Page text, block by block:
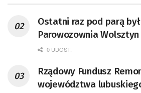
Ostatni raz pod parą był
Parowozownia
remont unikatowego Tr5-
0 UDOST.
Rządowy Fundusz
województwa